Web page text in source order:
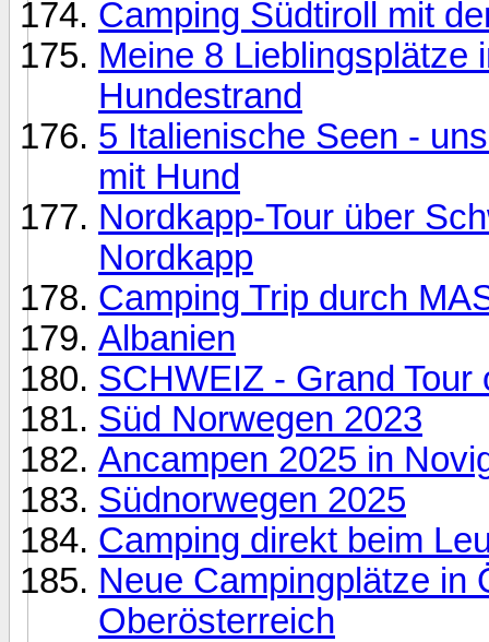
Camping Südtiroll mit
Meine 8 Lieblingsplätze
Hundestrand
5 Italienische Seen -
mit Hund
Nordkapp-Tour über
Nordkapp
Camping Trip durch
Albanien
SCHWEIZ - Grand
Süd Norwegen 2023
Ancampen 2025 in
Südnorwegen 2025
Camping direkt beim
Neue Campingplätze in
Oberösterreich